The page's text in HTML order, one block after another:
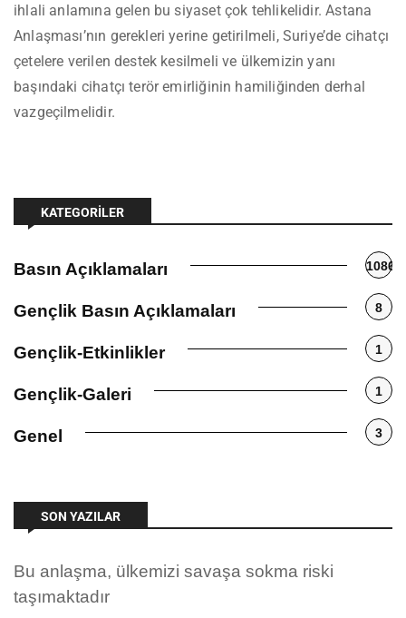
ihlali anlamına gelen bu siyaset çok tehlikelidir. Astana
Anlaşması’nın gerekleri yerine getirilmeli, Suriye’de cihatçı
çetelere verilen destek kesilmeli ve ülkemizin yanı
başındaki cihatçı terör emirliğinin hamiliğinden derhal
vazgeçilmelidir.
KATEGORILER
Basın Açıklamaları 1086
Gençlik Basın Açıklamaları 8
Gençlik-Etkinlikler 1
Gençlik-Galeri 1
Genel 3
SON YAZILAR
Bu anlaşma, ülkemizi savaşa sokma riski
taşımaktadır